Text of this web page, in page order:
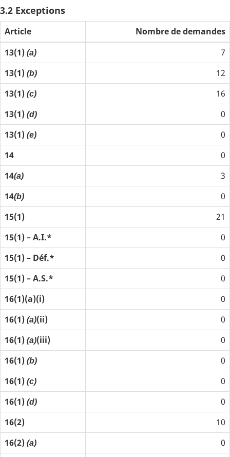
3.2 Exceptions
Article
Nombre de demandes
13(1) (a)
7
13(1) (b)
12
13(1) (c)
16
13(1) (d)
0
13(1) (e)
0
14
0
14(a)
3
14(b)
0
15(1)
21
15(1) – A.I.*
0
15(1) – Déf.*
0
15(1) – A.S.*
0
16(1)(a)(i)
0
16(1) (a)(ii)
0
16(1) (a)(iii)
0
16(1) (b)
0
16(1) (c)
0
16(1) (d)
0
16(2)
10
16(2) (a)
0